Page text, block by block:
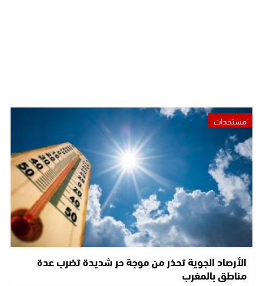
مستجدات
الأرصاد الجوية تحذر من موجة حر شديدة تضرب عدة
مناطق بالمغرب